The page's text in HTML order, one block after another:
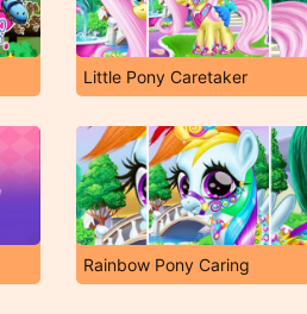
Little Pony Caretaker
Rainbow Pony Caring